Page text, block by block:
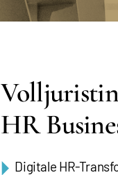
HR
Digitale HR-